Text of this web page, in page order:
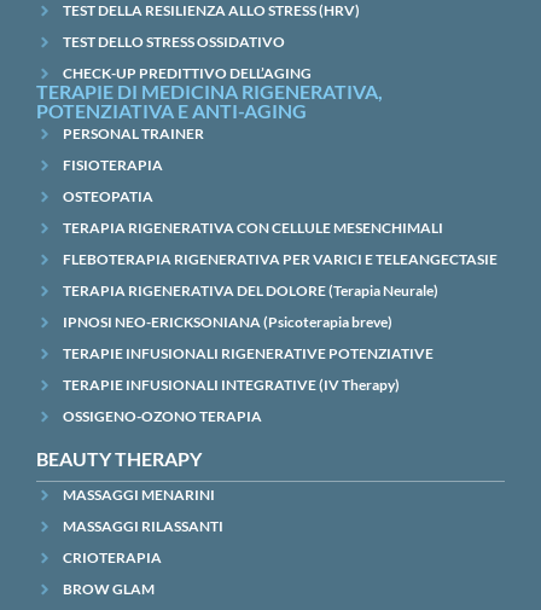
TEST DELLA RESILIENZA ALLO STRESS (HRV)
TEST DELLO STRESS OSSIDATIVO
CHECK-UP PREDITTIVO DELL’AGING
TERAPIE DI MEDICINA RIGENERATIVA,
POTENZIATIVA E ANTI-AGING
PERSONAL TRAINER
FISIOTERAPIA
OSTEOPATIA
TERAPIA RIGENERATIVA CON CELLULE MESENCHIMALI
FLEBOTERAPIA RIGENERATIVA PER VARICI E TELEANGECTASIE
TERAPIA RIGENERATIVA DEL DOLORE (Terapia Neurale)
IPNOSI NEO-ERICKSONIANA (Psicoterapia breve)
TERAPIE INFUSIONALI RIGENERATIVE POTENZIATIVE
TERAPIE INFUSIONALI INTEGRATIVE (IV Therapy)
OSSIGENO-OZONO TERAPIA
BEAUTY THERAPY
MASSAGGI MENARINI
MASSAGGI RILASSANTI
CRIOTERAPIA
BROW GLAM